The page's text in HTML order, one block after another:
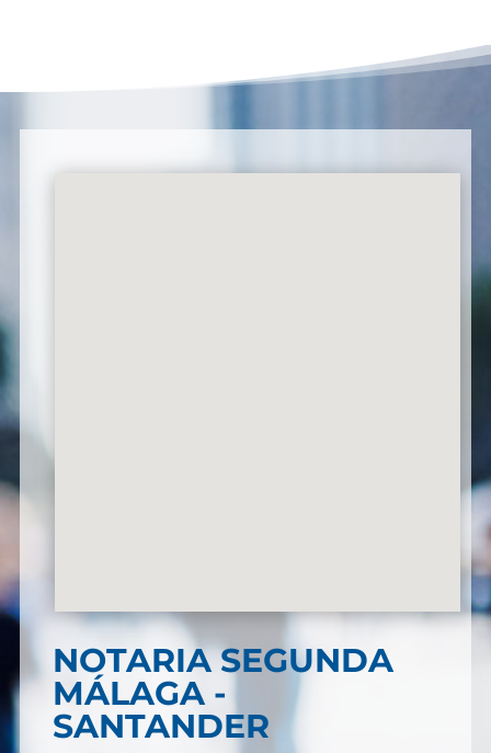
NOTARIA SEGUNDA
MÁLAGA -
SANTANDER